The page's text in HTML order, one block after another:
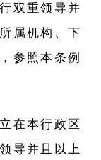
双重领导并
属机构、下
参照本条例
在本行政区
导并且以上